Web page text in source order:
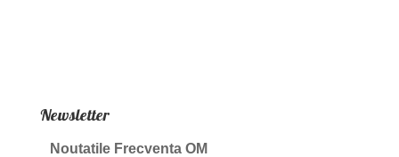
Newsletter
Noutatile Frecventa OM